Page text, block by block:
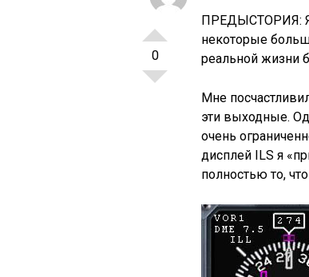
0
ПРЕДЫСТОРИЯ: Я
некоторые
реальной жизни
Мне
эти выходные.
очень
дисплей ILS я
полностью то,